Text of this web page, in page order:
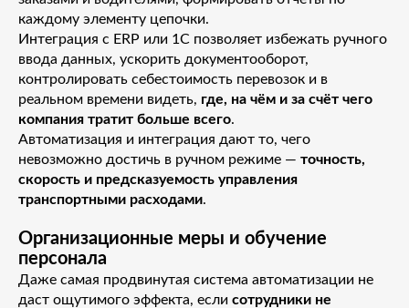
каждому элементу цепочки.
Интеграция с ERP или 1С позволяет избежать ручного
ввода данных, ускорить документооборот,
контролировать себестоимость перевозок и в
реальном времени видеть, где, на чём и за счёт чего
компания тратит больше всего.
Автоматизация и интеграция дают то, чего
невозможно достичь в ручном режиме — точность,
скорость и предсказуемость управления
транспортными расходами.
Организационные меры и обучение
персонала
Даже самая продвинутая система автоматизации не
даст ощутимого эффекта, если сотрудники не